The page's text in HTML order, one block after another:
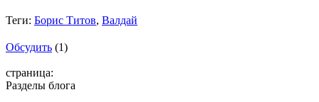
Теги: Борис Титов, Валдай
Обсудить (1)
страница:
Разделы блога